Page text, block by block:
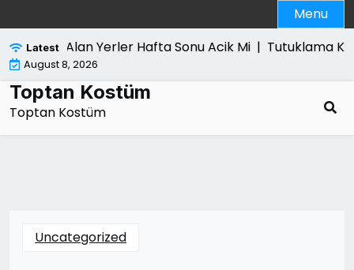
to
content
Menu
LatestAlan Yerler Hafta Sonu Acik Mi |Tutuklama
August 8, 2026
Toptan Kostüm
Toptan Kostüm
Uncategorized